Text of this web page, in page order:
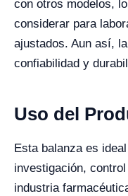
con otros modelos,
considerar para
ajustados. Aun así,
confiabilidad y
Uso del
Esta balanza es
investigación,
industria